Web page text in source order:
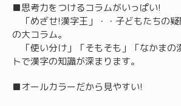
■思考力をつけるコラムがいっぱい!
「めざせ!漢字王」・・子どもたちの
の大コラム。
「使い分け」「そもそも」「なかまの
トで漢字の知識が深まります。
■オールカラーだから見やすい!